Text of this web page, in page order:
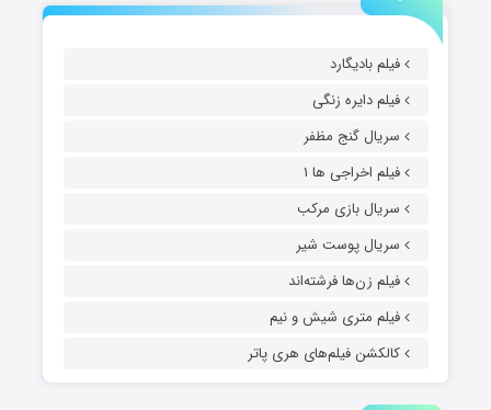
فیلم بادیگارد
فیلم دایره زنگی
سریال گنج مظفر
فیلم اخراجی ها ۱
سریال بازی مرکب
سریال پوست شیر
فیلم زن‌ها فرشته‌اند
فیلم متری شیش و نیم
کالکشن فیلم‌های هری پاتر